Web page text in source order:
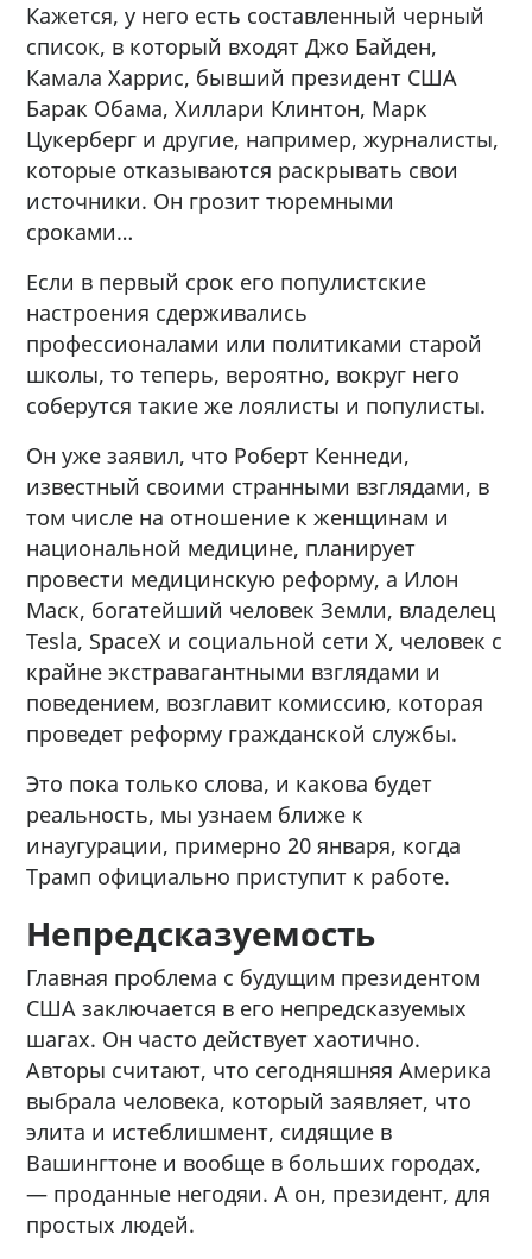
Кажется, у него есть составленный черный
список, в который входят Джо Байден,
Камала Харрис, бывший президент США
Барак Обама, Хиллари Клинтон, Марк
Цукерберг и другие, например, журналисты,
которые отказываются раскрывать свои
источники. Он грозит тюремными
сроками…
Если в первый срок его популистские
настроения сдерживались
профессионалами или политиками старой
школы, то теперь, вероятно, вокруг него
соберутся такие же лоялисты и популисты.
Он уже заявил, что Роберт Кеннеди,
известный своими странными взглядами, в
том числе на отношение к женщинам и
национальной медицине, планирует
провести медицинскую реформу, а Илон
Маск, богатейший человек Земли, владелец
Tesla, SpaceX и социальной сети X, человек с
крайне экстравагантными взглядами и
поведением, возглавит комиссию, которая
проведет реформу гражданской службы.
Это пока только слова, и какова будет
реальность, мы узнаем ближе к
инаугурации, примерно 20 января, когда
Трамп официально приступит к работе.
Непредсказуемость
Главная проблема с будущим президентом
США заключается в его непредсказуемых
шагах. Он часто действует хаотично.
Авторы считают, что сегодняшняя Америка
выбрала человека, который заявляет, что
элита и истеблишмент, сидящие в
Вашингтоне и вообще в больших городах,
— проданные негодяи. А он, президент, для
простых людей.